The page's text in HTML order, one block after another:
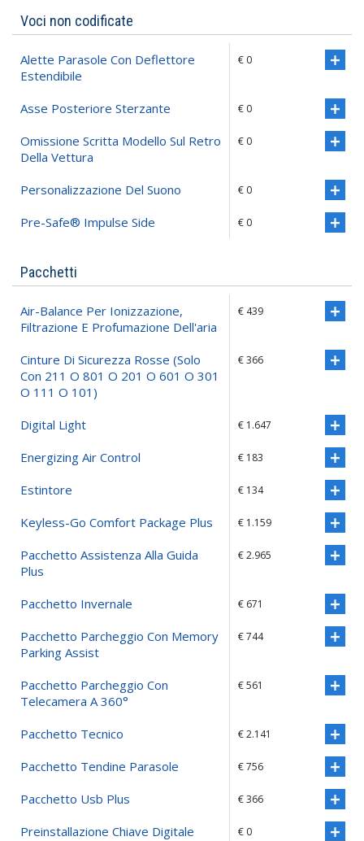
Voci non codificate
Alette Parasole Con Deflettore
Estendibile
€ 0
Asse Posteriore Sterzante € 0
Omissione Scritta Modello Sul Retro
Della Vettura
€ 0
Personalizzazione Del Suono € 0
Pre-Safe® Impulse Side € 0
Pacchetti
Air-Balance Per Ionizzazione,
Filtrazione E Profumazione Dell'aria
€ 439
Cinture Di Sicurezza Rosse (solo
Con 211 O 801 O 201 O 601 O 301
O 111 O 101)
€ 366
Digital Light € 1.647
Energizing Air Control € 183
Estintore € 134
Keyless-Go Comfort Package Plus € 1.159
Pacchetto Assistenza Alla Guida
Plus
€ 2.965
Pacchetto Invernale € 671
Pacchetto Parcheggio Con Memory
Parking Assist
€ 744
Pacchetto Parcheggio Con
Telecamera A 360°
€ 561
Pacchetto Tecnico € 2.141
Pacchetto Tendine Parasole € 756
Pacchetto Usb Plus € 366
Preinstallazione Chiave Digitale € 0